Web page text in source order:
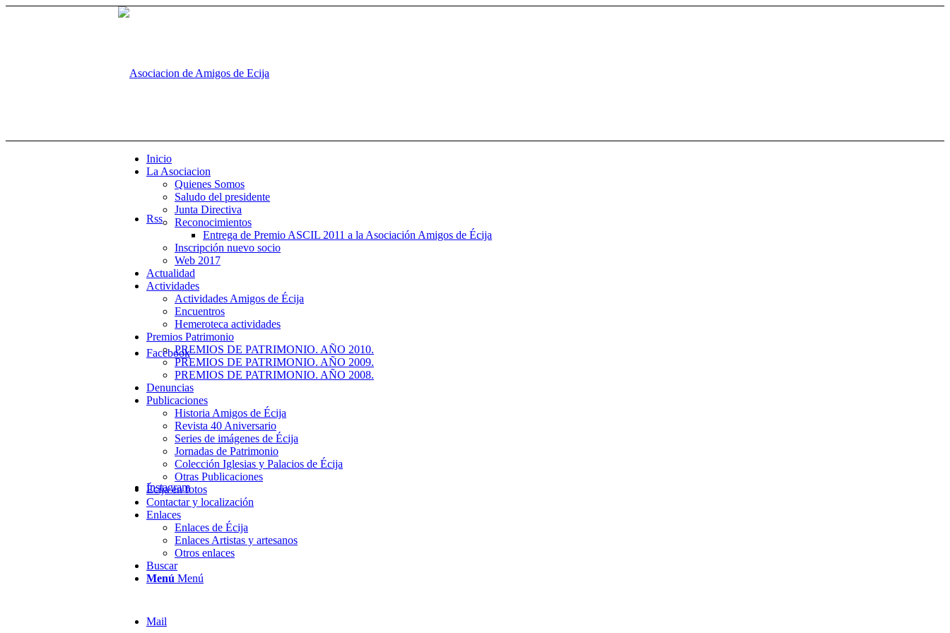
Rss
Facebook
Instagram
Mail
Inicio
La Asociacion
Quienes Somos
Saludo del presidente
Junta Directiva
Reconocimientos
Entrega de Premio ASCIL 2011 a la Asociación Amigos de Écija
Inscripción nuevo socio
Web 2017
Actualidad
Actividades
Actividades Amigos de Écija
Encuentros
Hemeroteca actividades
Premios Patrimonio
PREMIOS DE PATRIMONIO. AÑO 2010.
PREMIOS DE PATRIMONIO. AÑO 2009.
PREMIOS DE PATRIMONIO. AÑO 2008.
Denuncias
Publicaciones
Historia Amigos de Écija
Revista 40 Aniversario
Series de imágenes de Écija
Jornadas de Patrimonio
Colección Iglesias y Palacios de Écija
Otras Publicaciones
Écija en fotos
Contactar y localización
Enlaces
Enlaces de Écija
Enlaces Artistas y artesanos
Otros enlaces
Buscar
Menú Menú